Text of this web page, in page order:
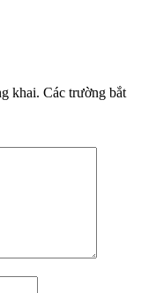
khai. Các trường bắt